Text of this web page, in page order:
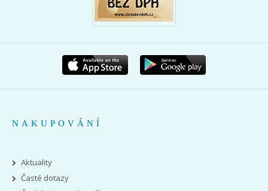
NAKUPOVÁNÍ
Aktuality
Časté dotazy